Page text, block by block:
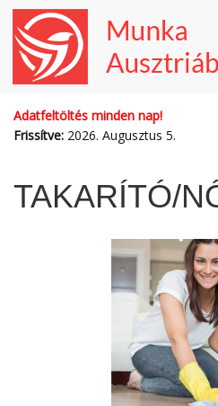
Adatfeltöltés minden nap!
Frissítve: 2026. Augusztus 5.
TAKARÍTÓ/